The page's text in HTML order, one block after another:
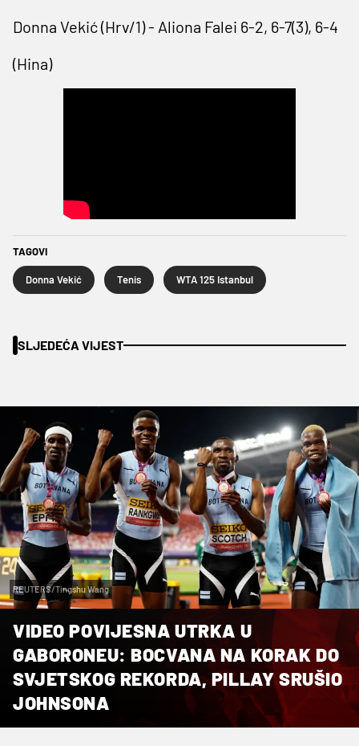
Donna Vekić (Hrv/1) - Aliona Falei 6-2, 6-7(3), 6-4
(Hina)
TAGOVI
Donna Vekić Tenis WTA 125 Istanbul
SLJEDEĆA VIJEST
REUTERS/Tingshu Wang
VIDEO POVIJESNA UTRKA U
GABORONEU: BOCVANA NA KORAK DO
SVJETSKOG REKORDA, PILLAY SRUŠIO
JOHNSONA